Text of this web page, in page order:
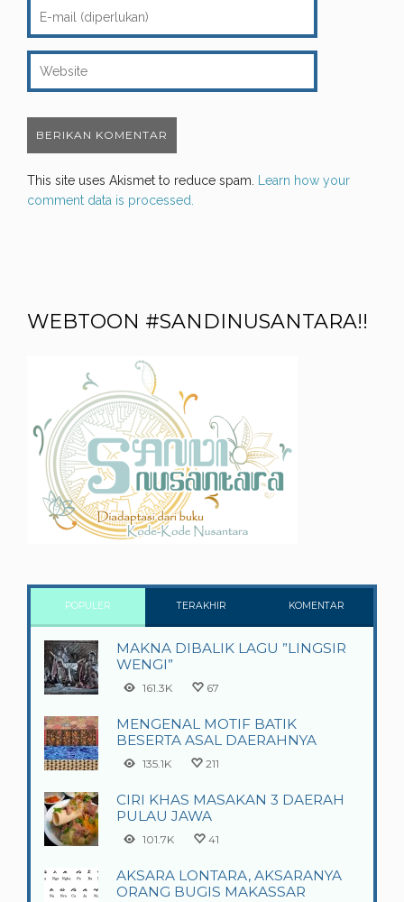
This site uses Akismet to reduce spam. Learn how your
comment data is processed.
WEBTOON #SANDINUSANTARA!!
POPULER TERAKHIR KOMENTAR
MAKNA DIBALIK LAGU ”LINGSIR
WENGI”
161.3K 67
MENGENAL MOTIF BATIK
BESERTA ASAL DAERAHNYA
135.1K 211
CIRI KHAS MASAKAN 3 DAERAH
PULAU JAWA
101.7K 41
AKSARA LONTARA, AKSARANYA
ORANG BUGIS MAKASSAR